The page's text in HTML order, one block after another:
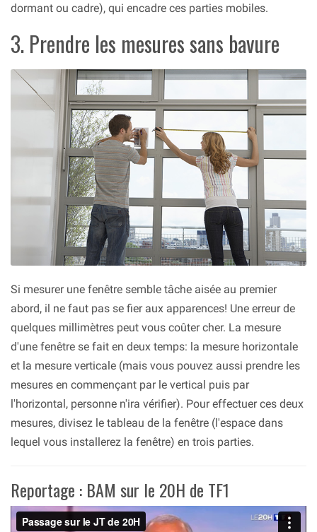
dormant ou cadre), qui encadre ces parties mobiles.
3. Prendre les mesures sans bavure
Si mesurer une fenêtre semble tâche aisée au premier
abord, il ne faut pas se fier aux apparences! Une erreur de
quelques millimètres peut vous coûter cher. La mesure
d'une fenêtre se fait en deux temps: la mesure horizontale
et la mesure verticale (mais vous pouvez aussi prendre les
mesures en commençant par le vertical puis par
l'horizontal, personne n'ira vérifier). Pour effectuer ces deux
mesures, divisez le tableau de la fenêtre (l'espace dans
lequel vous installerez la fenêtre) en trois parties.
Reportage : BAM sur le 20H de TF1